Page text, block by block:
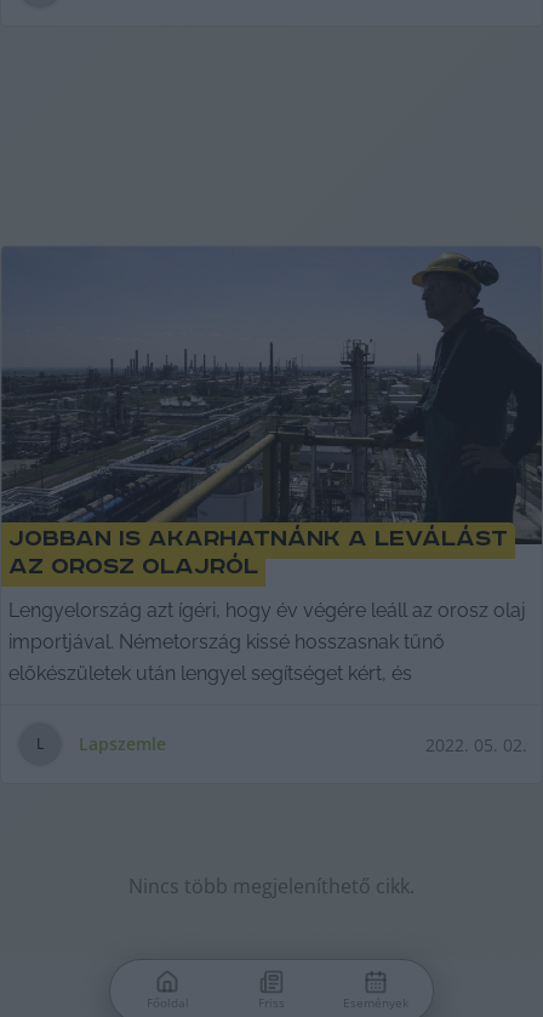
Jobban is akarhatnánk a leválást
az orosz olajról
Lengyelország azt ígéri, hogy év végére leáll az orosz olaj
importjával. Németország kissé hosszasnak tűnő
előkészületek után lengyel segítséget kért, és
L Lapszemle 2022. 05. 02.
Nincs több megjeleníthető cikk.
Főoldal Friss Események